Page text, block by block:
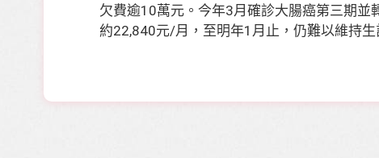
欠費逾10萬元。今年3月確診大腸癌第三期
約22,840元/月，至明年1月止，仍難以維持